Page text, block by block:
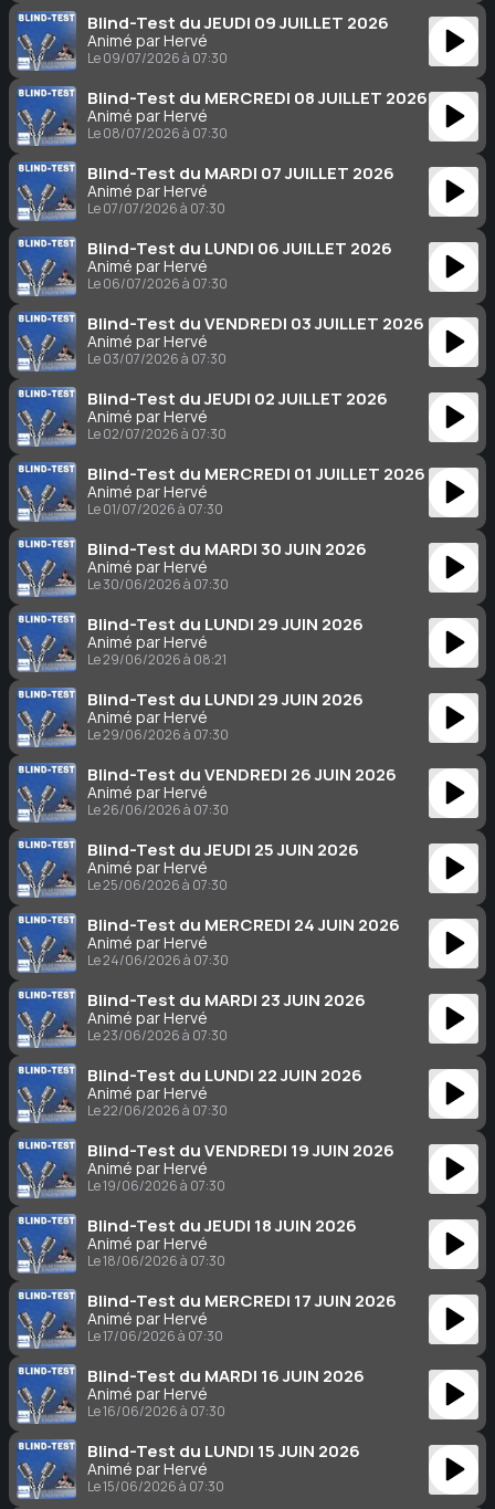
Blind-Test du JEUDI 09 JUILLET 2026
Animé par Hervé
Le 09/07/2026 à 07:30
Blind-Test du MERCREDI 08 JUILLET 2026
Animé par Hervé
Le 08/07/2026 à 07:30
Blind-Test du MARDI 07 JUILLET 2026
Animé par Hervé
Le 07/07/2026 à 07:30
Blind-Test du LUNDI 06 JUILLET 2026
Animé par Hervé
Le 06/07/2026 à 07:30
Blind-Test du VENDREDI 03 JUILLET 2026
Animé par Hervé
Le 03/07/2026 à 07:30
Blind-Test du JEUDI 02 JUILLET 2026
Animé par Hervé
Le 02/07/2026 à 07:30
Blind-Test du MERCREDI 01 JUILLET 2026
Animé par Hervé
Le 01/07/2026 à 07:30
Blind-Test du MARDI 30 JUIN 2026
Animé par Hervé
Le 30/06/2026 à 07:30
Blind-Test du LUNDI 29 JUIN 2026
Animé par Hervé
Le 29/06/2026 à 08:21
Blind-Test du LUNDI 29 JUIN 2026
Animé par Hervé
Le 29/06/2026 à 07:30
Blind-Test du VENDREDI 26 JUIN 2026
Animé par Hervé
Le 26/06/2026 à 07:30
Blind-Test du JEUDI 25 JUIN 2026
Animé par Hervé
Le 25/06/2026 à 07:30
Blind-Test du MERCREDI 24 JUIN 2026
Animé par Hervé
Le 24/06/2026 à 07:30
Blind-Test du MARDI 23 JUIN 2026
Animé par Hervé
Le 23/06/2026 à 07:30
Blind-Test du LUNDI 22 JUIN 2026
Animé par Hervé
Le 22/06/2026 à 07:30
Blind-Test du VENDREDI 19 JUIN 2026
Animé par Hervé
Le 19/06/2026 à 07:30
Blind-Test du JEUDI 18 JUIN 2026
Animé par Hervé
Le 18/06/2026 à 07:30
Blind-Test du MERCREDI 17 JUIN 2026
Animé par Hervé
Le 17/06/2026 à 07:30
Blind-Test du MARDI 16 JUIN 2026
Animé par Hervé
Le 16/06/2026 à 07:30
Blind-Test du LUNDI 15 JUIN 2026
Animé par Hervé
Le 15/06/2026 à 07:30